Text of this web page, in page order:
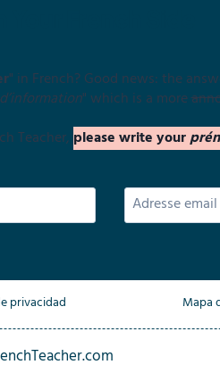
" in French? Good news: the
" which is a more
Teacher, please write your
privacidad Mapa